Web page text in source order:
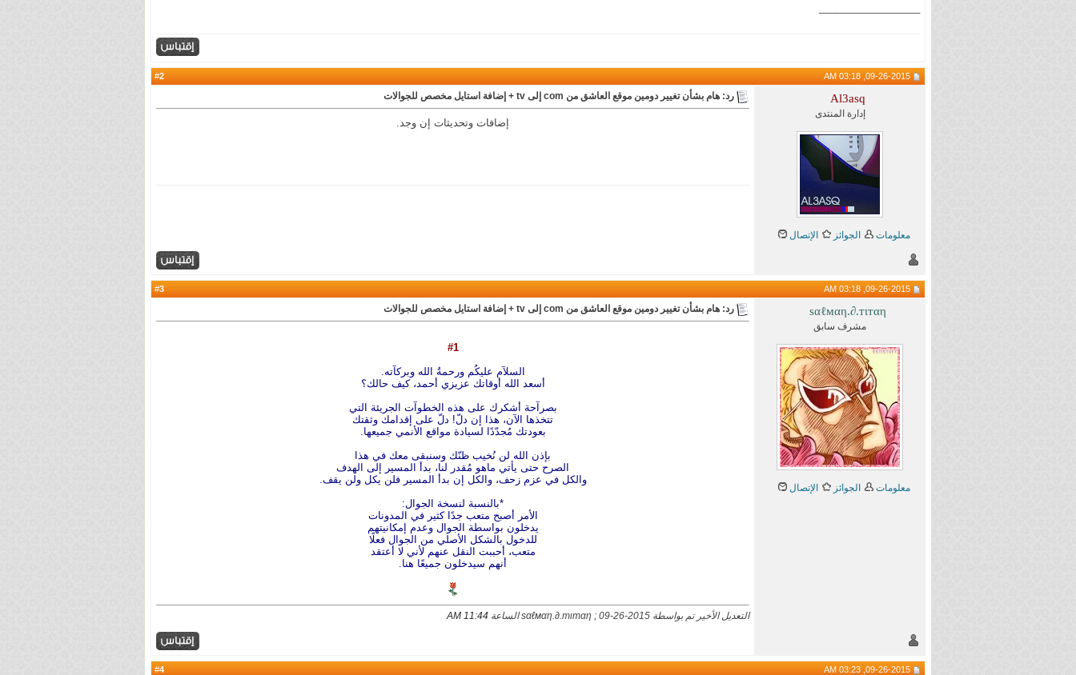
2
Al3asq
إدارة المنتدى
معلومات الجوائز الإتصال
رد: هام بشأن تغيير دومين موقع العاشق من com إلى tv + إضافة استايل مخصص للجوالات
إضافات وتحديثات إن وجد.
3
ѕαℓмαη.∂.тιтαη
مشرف سابق
معلومات الجوائز الإتصال
رد: هام بشأن تغيير دومين موقع العاشق من com إلى tv + إضافة استايل مخصص للجوالات
#1
السلآم عليكُم ورحمةُ الله وبركآته.
أسعد الله أوقاتك عزيزي أحمد، كيف حالك؟
بصرآحة أشكرك على هذه الخطوآت الجريئة التي
تتخذها الآن، هذا إن دلّ! دلّ على إقدامك وثقتك
بعودتك مُجدّدًا لسيادة مواقع الأنمي جميعها.
بإذن الله لن نُخيب ظنّك وسنبقى معك في هذا
الصرح حتى يأتي ماهو مُقدر لنا، بدأ المسير إلى الهدف
والكل في عزم زحف، والكل إن بدأ المسير فلن يكل ولن يقف.
*بالنسبة لنسخة الجوال:
الأمر أصبح متعب جدًا كثير في المدونات
يدخلون بواسطة الجوال وعدم إمكانيتهم
للدخول بالشكل الأصلي من الجوال فعلًا
متعب، أحببت النقل عنهم لأني لا أعتقد
أنهم سيدخلون جميعًا هنا.
التعديل الأخير تم بواسطة ѕαℓмαη.∂.тιтαη ; 09-26-2015 الساعة 11:44 AM
4